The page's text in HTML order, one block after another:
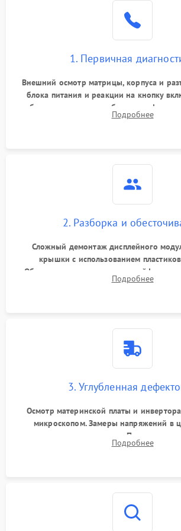
1. Первичная
Внешний осмотр матрицы, корпуса и
блока питания и реакции на кнопку
изображения, звука и работы периферии
возможных неисправностей перед
Подробнее
2. Разборка и
Сложный демонтаж дисплейного
крышки с использованием
Обязательное отключение шлейфов
Очистка массивной системы охлаждения
Подробнее
3. Углубленная
Осмотр материнской платы и
микроскопом. Замеры напряжений в
процессора и видеокарты. Проверка
диска и оперативной памяти с
Подробнее